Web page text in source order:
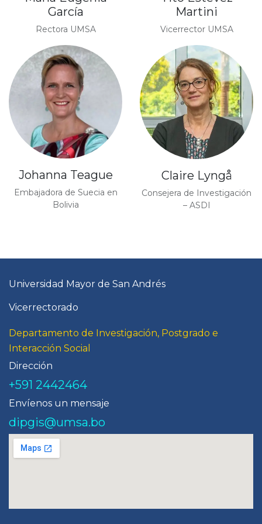
García
Rectora UMSA
Martini
Vicerrector UMSA
Johanna Teague
Embajadora de Suecia en
Bolivia
Claire Lyngå
Consejera de Investigación
– ASDI
Universidad Mayor de San Andrés
Vicerrectorado
Departamento de Investigación, Postgrado e
Interacción Social
Dirección
+591 2442464
Envíenos un mensaje
dipgis@umsa.bo